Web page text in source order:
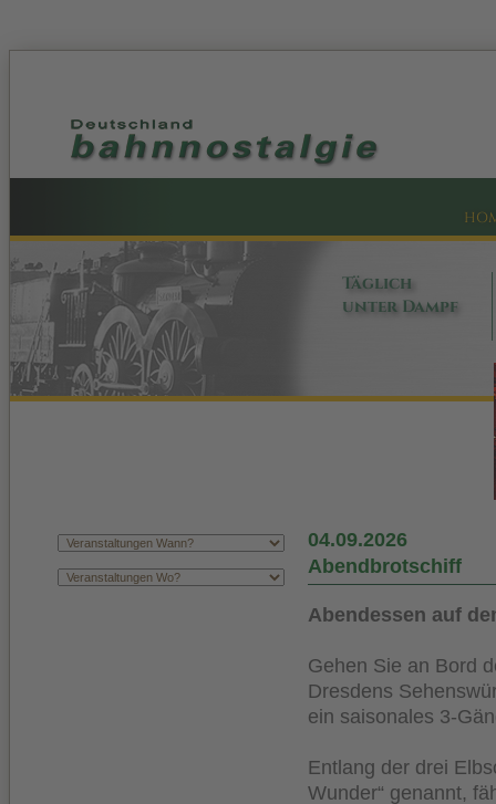
Täglich
unter Dampf
04.09.2026
Abendbrotschiff
Abendessen auf
Gehen Sie an Bord
Dresdens
ein saisonales 3-
Entlang der drei
Wunder“ genannt,